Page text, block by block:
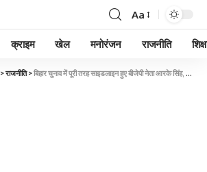
Aa
क्राइम खेल मनोरंजन राजनीति
>राजनीति>बिहार चुनाव में पूरी तरह साइडलाइन हुए बीजेपी नेता आरके सिंह, बागी तेवर और राजपूत कार्ड का दिखा पाएंगे असर?